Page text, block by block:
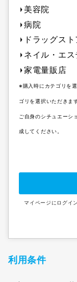
美容院
病院
ドラッグスト
ネイル・エ
家電量販店
※購入時にカテゴリを
ゴリを選択いただきま
ご自身のシチュエーシ
成してください。
マイページにログイ
利用条件